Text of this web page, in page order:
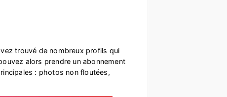
trouvé de nombreux profils qui
alors prendre un abonnement
: photos non floutées,